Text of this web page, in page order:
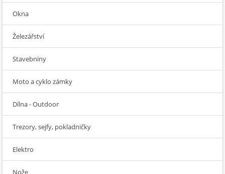
Okna
Železářství
Stavebniny
Moto a cyklo zámky
Dílna - Outdoor
Trezory, sejfy, pokladničky
Elektro
Nože